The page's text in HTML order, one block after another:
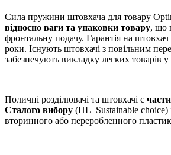
Сила пружини штовхача для товару
відносно ваги та упаковки товару, що
фронтальну подачу. Гарантія на
роки. Існують штовхачі з повільним
забезпечують викладку легких товарів
Поличні розділювачі та штовхачі є
Сталого вибору (HL Sustainable choice)
вторинного або переробленного